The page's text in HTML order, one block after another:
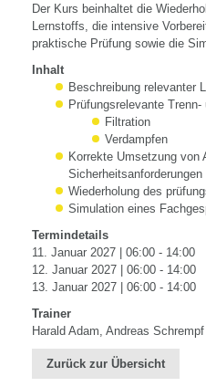
Der Kurs beinhaltet die
Lernstoffs, die intensive
praktische Prüfung sowie die
Inhalt
Beschreibung relevanter
Prüfungsrelevante
Filtration
Verdampfen
Korrekte Umsetzung von
Sicherheitsanforderungen
Wiederholung des
Simulation eines
Termindetails
11. Januar 2027 | 06:00 - 14:00
12. Januar 2027 | 06:00 - 14:00
13. Januar 2027 | 06:00 - 14:00
Trainer
Harald Adam, Andreas Schrempf
Zurück zur Übersicht